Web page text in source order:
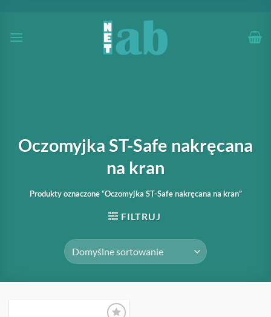
zawartości
Oczomyjka ST-Safe nakręcana
na kran
Produkty oznaczone “Oczomyjka ST-Safe nakręcana na kran”
FILTRUJ